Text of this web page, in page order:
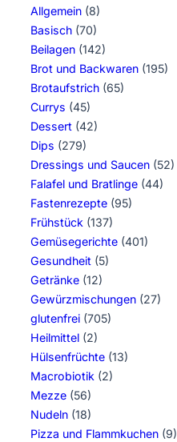
Allgemein (8)
Basisch (70)
Beilagen (142)
Brot und Backwaren (195)
Brotaufstrich (65)
Currys (45)
Dessert (42)
Dips (279)
Dressings und Saucen (52)
Falafel und Bratlinge (44)
Fastenrezepte (95)
Frühstück (137)
Gemüsegerichte (401)
Gesundheit (5)
Getränke (12)
Gewürzmischungen (27)
glutenfrei (705)
Heilmittel (2)
Hülsenfrüchte (13)
Macrobiotik (2)
Mezze (56)
Nudeln (18)
Pizza und Flammkuchen (9)